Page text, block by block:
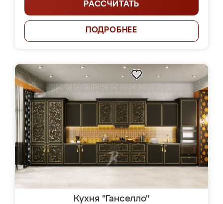
РАССЧИТАТЬ
ПОДРОБНЕЕ
Кухня "Ганселло"